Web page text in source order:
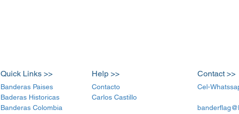
Quick Links >>
Banderas Paises
Baderas Historicas
Banderas Colombia
Help >>
Contacto
Carlos Castillo
Contact >>
Cel-